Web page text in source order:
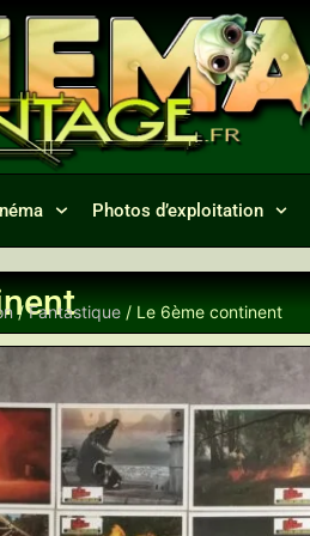
Photos d’exploitation
/Fantastique / Le 6ème continent